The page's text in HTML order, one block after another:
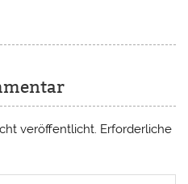
veröffentlicht. Erforderliche